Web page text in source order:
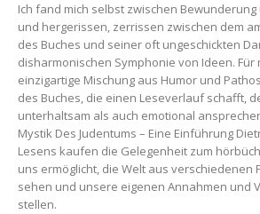
Ich fand mich selbst zwischen
und hergerissen, zerrissen zwischen dem
des Buches und seiner oft ungeschickten
disharmonischen Symphonie von Ideen. Für
einzigartige Mischung aus Humor und
des Buches, die einen Leseverlauf schafft,
unterhaltsam als auch emotional
Mystik Des Judentums – Eine Einführung
Lesens kaufen die Gelegenheit zum
uns ermöglicht, die Welt aus verschiedenen
sehen und unsere eigenen Annahmen und
stellen.